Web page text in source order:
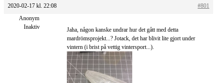
2020-02-17 kl. 22:08
#801
Anonym
Inaktiv
Jaha, någon kanske undrar hur det gått med detta
mardrömsprojekt...? Jotack, det har blivit lite gjort under
vintern (i brist på vettig vintersport...).